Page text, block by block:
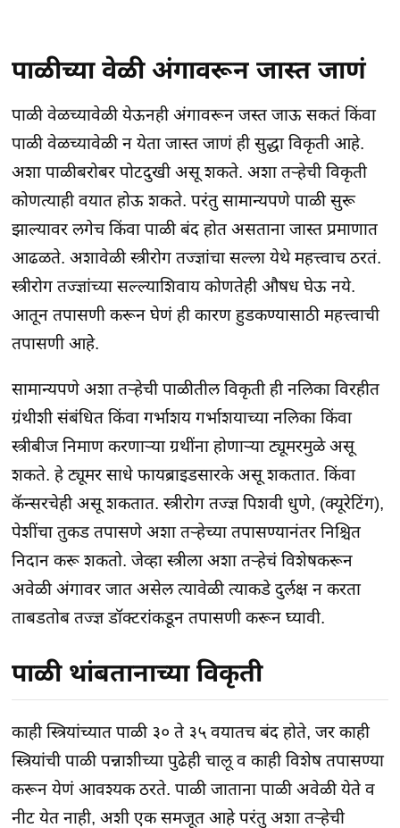
पाळीच्या वेळी अंगावरून जास्त जाणं
पाळी वेळच्यावेळी येऊनही अंगावरून जस्त जाऊ सकतं किंवा
पाळी वेळच्यावेळी न येता जास्त जाणं ही सुद्धा विकृती आहे.
अशा पाळीबरोबर पोटदुखी असू शकते. अशा तऱ्हेची विकृती
कोणत्याही वयात होऊ शकते. परंतु सामान्यपणे पाळी सुरू
झाल्यावर लगेच किंवा पाळी बंद होत असताना जास्त प्रमाणात
आढळते. अशावेळी स्त्रीरोग तज्ज्ञांचा सल्ला येथे महत्त्वाच ठरतं.
स्त्रीरोग तज्ज्ञांच्या सल्ल्याशिवाय कोणतेही औषध घेऊ नये.
आतून तपासणी करून घेणं ही कारण हुडकण्यासाठी महत्त्वाची
तपासणी आहे.
सामान्यपणे अशा तऱ्हेची पाळीतील विकृती ही नलिका विरहीत
ग्रंथीशी संबंधित किंवा गर्भाशय गर्भाशयाच्या नलिका किंवा
स्त्रीबीज निमाण करणाऱ्या ग्रथींना होणाऱ्या ट्यूमरमुळे असू
शकते. हे ट्यूमर साधे फायब्राइडसारके असू शकतात. किंवा
कॅन्सरचेही असू शकतात. स्त्रीरोग तज्ज्ञ पिशवी धुणे, (क्यूरेटिंग),
पेशींचा तुकड तपासणे अशा तऱ्हेच्या तपासण्यानंतर निश्चित
निदान करू शकतो. जेव्हा स्त्रीला अशा तऱ्हेचं विशेषकरून
अवेळी अंगावर जात असेल त्यावेळी त्याकडे दुर्लक्ष न करता
ताबडतोब तज्ज्ञ डॉक्टरांकडून तपासणी करून घ्यावी.
पाळी थांबतानाच्या विकृती
काही स्त्रियांच्यात पाळी ३० ते ३५ वयातच बंद होते, जर काही
स्त्रियांची पाळी पन्नाशीच्या पुढेही चालू व काही विशेष तपासण्या
करून येणं आवश्यक ठरते. पाळी जाताना पाळी अवेळी येते व
नीट येत नाही, अशी एक समजूत आहे परंतु अशा तऱ्हेची